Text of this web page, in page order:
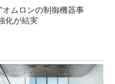
オムロンの制御機器事
化が結実